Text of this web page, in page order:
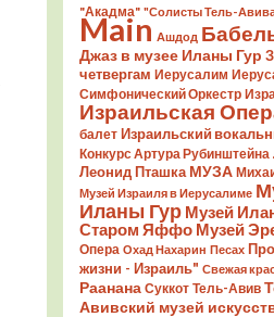
"Акадма" "Солисты Тель-
Main Ашдод
Джаз в музее Иланы Гур
четвергам Иерусалим
Симфонический Оркестр
Израильская
балет Израильский
Конкурс Артура Рубинштейна
Леонид Пташка МУЗА
Музей Израиля в Иерусалиме
Иланы Гур Музей
Старом Яффо Музей
Опера Охад Нахарин Песах
жизни - Израиль" Свежая
Раанана Суккот Тель-Авив
Авивский музей